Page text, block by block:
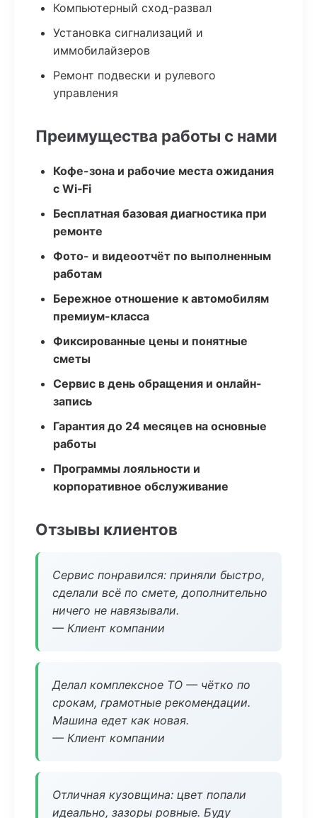
Компьютерный сход-развал
Установка сигнализаций и
иммобилайзеров
Ремонт подвески и рулевого
управления
Преимущества работы с нами
Кофе-зона и рабочие места ожидания
с Wi‑Fi
Бесплатная базовая диагностика при
ремонте
Фото- и видеоотчёт по выполненным
работам
Бережное отношение к автомобилям
премиум-класса
Фиксированные цены и понятные
сметы
Сервис в день обращения и онлайн-
запись
Гарантия до 24 месяцев на основные
работы
Программы лояльности и
корпоративное обслуживание
Отзывы клиентов
Сервис понравился: приняли быстро,
сделали всё по смете, дополнительно
ничего не навязывали.
— Клиент компании
Делал комплексное ТО — чётко по
срокам, грамотные рекомендации.
Машина едет как новая.
— Клиент компании
Отличная кузовщина: цвет попали
идеально, зазоры ровные. Буду